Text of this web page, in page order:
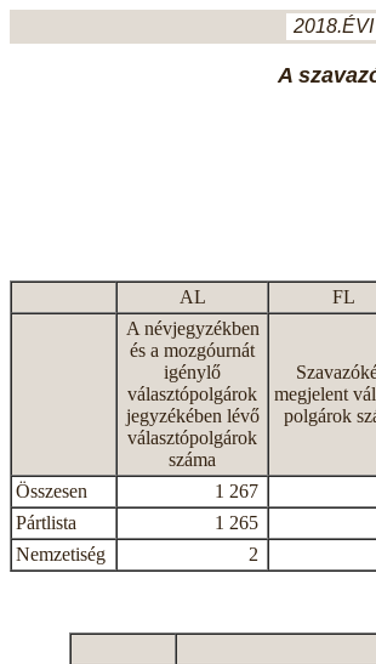
A
AL FL
A névjegyzékben
és a mozgóurnát
igénylő
választópolgárok
jegyzékében lévő
választópolgárok
száma
megjelent
polgárok
Összesen 1 267
Pártlista
1 265
Nemzetiség
2